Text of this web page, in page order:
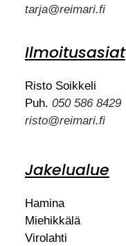
tarja@reimari.fi
Ilmoitusasiat
Risto Soikkeli
Puh. 050 586 8429
risto@reimari.fi
Jakelualue
Hamina
Miehikkälä
Virolahti